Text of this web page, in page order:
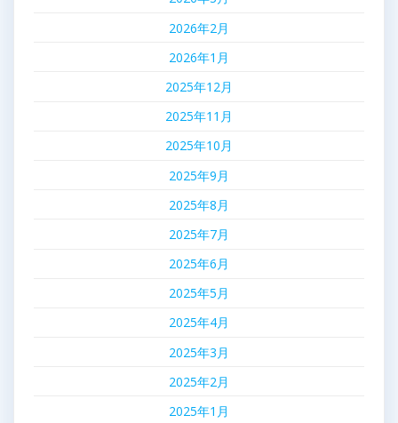
2026年2月
2026年1月
2025年12月
2025年11月
2025年10月
2025年9月
2025年8月
2025年7月
2025年6月
2025年5月
2025年4月
2025年3月
2025年2月
2025年1月